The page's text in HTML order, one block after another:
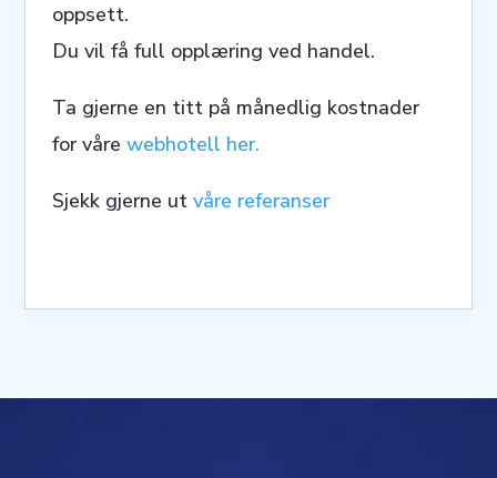
oppsett.
Du vil få full opplæring ved handel.
Ta gjerne en titt på månedlig kostnader
for vårewebhotell her.
Sjekk gjerne utvåre referanser